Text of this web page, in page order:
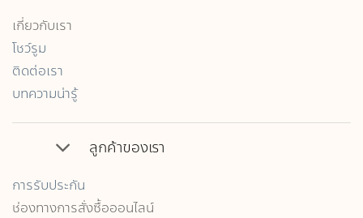
เกี่ยวกับเรา
โชว์รูม
ติดต่อเรา
บทความน่ารู้
ลูกค้าของเรา
การรับประกัน
ช่องทางการสั่งซื้อออนไลน์